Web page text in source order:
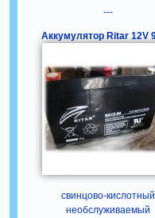
---
Аккумулятор Ritar 12V
свинцово-кислотный
необслуживаемый